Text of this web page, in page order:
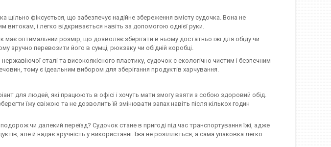
щільно фіксується, що забезпечує надійне збереження вмісту судочка. Вона не
витокам, і легко відкривається навіть за допомогою однієї руки.
має оптимальний розмір, що дозволяє зберігати в ньому достатньо їжі для обіду чи
зручно перевозити його в сумці, рюкзаку чи обідній коробці.
сталі та високоякісного пластику, судочок є екологічно чистим і безпечним
тому є ідеальним вибором для зберігання продуктів харчування.
для людей, які працюють в офісі і хочуть мати змогу взяти з собою здоровий обід.
їжу свіжою та не дозволить їй змінювати запах навіть після кількох годин
чи далекий переїзд? Судочок стане в пригоді під час транспортування їжі, адже
але й надає зручність у використанні. Їжа не розіллється, а сама упаковка легко